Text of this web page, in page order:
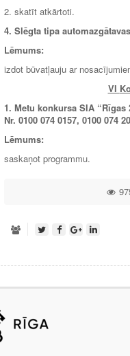
2. skatīt atkārtoti.
4. Slēgta tipa
Lēmums:
izdot būvatļauju ar
VI
1. Metu konkursa SIA “Rīgas
Nr. 0100 074 0157, 0100 074
Lēmums:
saskaņot programmu.